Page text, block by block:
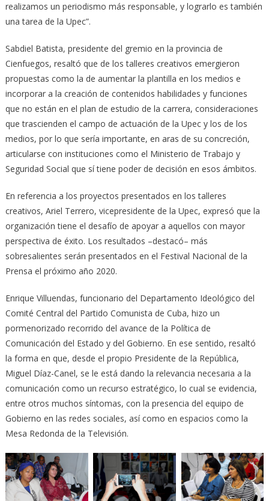
realizamos un periodismo más responsable, y lograrlo es también
una tarea de la Upec”.
Sabdiel Batista, presidente del gremio en la provincia de
Cienfuegos, resaltó que de los talleres creativos emergieron
propuestas como la de aumentar la plantilla en los medios e
incorporar a la creación de contenidos habilidades y funciones
que no están en el plan de estudio de la carrera, consideraciones
que trascienden el campo de actuación de la Upec y los de los
medios, por lo que sería importante, en aras de su concreción,
articularse con instituciones como el Ministerio de Trabajo y
Seguridad Social que sí tiene poder de decisión en esos ámbitos.
En referencia a los proyectos presentados en los talleres
creativos, Ariel Terrero, vicepresidente de la Upec, expresó que la
organización tiene el desafío de apoyar a aquellos con mayor
perspectiva de éxito. Los resultados –destacó– más
sobresalientes serán presentados en el Festival Nacional de la
Prensa el próximo año 2020.
Enrique Villuendas, funcionario del Departamento Ideológico del
Comité Central del Partido Comunista de Cuba, hizo un
pormenorizado recorrido del avance de la Política de
Comunicación del Estado y del Gobierno. En ese sentido, resaltó
la forma en que, desde el propio Presidente de la República,
Miguel Díaz-Canel, se le está dando la relevancia necesaria a la
comunicación como un recurso estratégico, lo cual se evidencia,
entre otros muchos síntomas, con la presencia del equipo de
Gobierno en las redes sociales, así como en espacios como la
Mesa Redonda de la Televisión.